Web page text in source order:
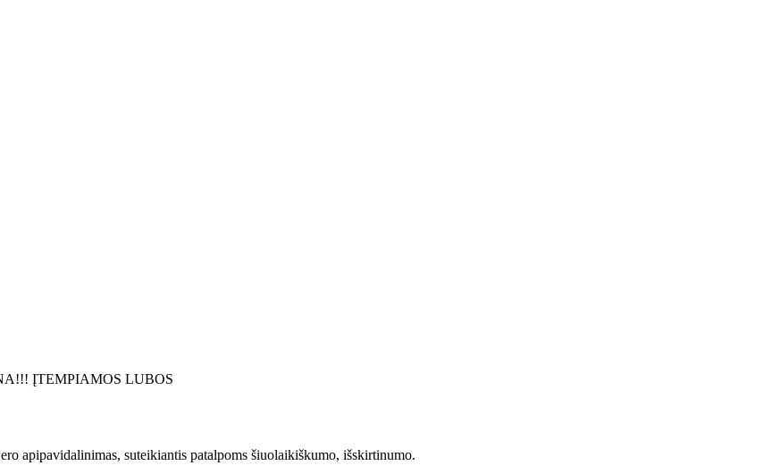
ĮTEMPIAMOS LUBOS
apipavidalinimas, suteikiantis patalpoms šiuolaikiškumo, išskirtinumo.